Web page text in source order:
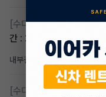
[수다방] 스포티지하이브
간 : 26개월)
내부결재 8시간 전 조회 823댓
[수다방] 저신용 무심사